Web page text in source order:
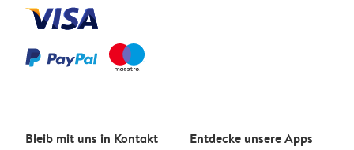
Bleib mit uns in Kontakt Entdecke unsere Apps